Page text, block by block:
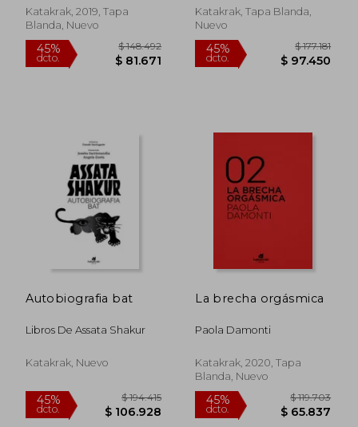
45% 45%
dcto.
Katakrak, 2019, Tapa
Blanda, Nuevo
Katakrak, Tapa Blanda,
Nuevo
Autobiografia bat
Libros De Assata Shakur
Katakrak, Nuevo
La brecha orgásmica
Paola Damonti
Katakrak, 2020, Tapa
Blanda, Nuevo